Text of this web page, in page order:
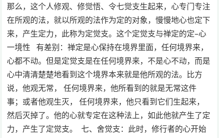
那么，这个人修观、修觉悟、令七觉支生起来，心专门专注
在所观的法，就以所观的法作为定的对象，慢慢地心也定下
来，产生定力，此称为定觉支。这个定觉支与禅定的定–心
一境性 有差别：禅定是心保持在境界里面，任何境界来，
心都不动。但是定觉支是在任何境界来，不是心不动，而是
心中清清楚楚地看到这个境界本来就是他所观的法。比方
说，他观无常， 任何境界来，他所看到的就是无常这件
事；或者他观生灭， 任何境界来，他只看到它们生起来，
然后灭掉了。他的心就专定在这种法上，如此他就产生了定
力，产生了定觉支。 七、舍觉支：此时，修行者的心开始